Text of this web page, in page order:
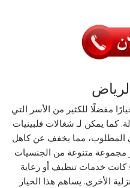
مفضلًا للكثير من الأسر التي
كما يمكن لـ شغالات فلبينيات
المطلوب، مما يخفف عن كاهل
مجموعة متنوعة من الجنسيات
كانت خدمات تنظيف أو رعاية
الأخرى. يساهم هذا الخيار